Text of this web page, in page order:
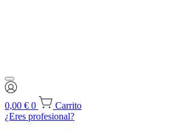
0,00 € 0
Carrito
¿Eres profesional?